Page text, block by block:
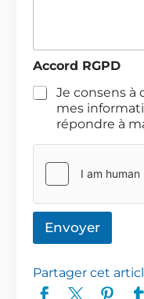
T
é
l
é
o
Accord RGPD
Je consens à
mes
répondre à
Envoyer
Partager cet